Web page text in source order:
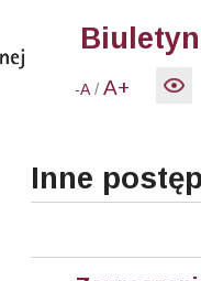
-A /A+
Inne